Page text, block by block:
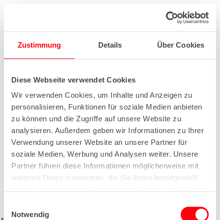
Zustimmung Details Über Cookies
Diese Webseite verwendet Cookies
Wir verwenden Cookies, um Inhalte und Anzeigen zu
personalisieren, Funktionen für soziale Medien anbieten
zu können und die Zugriffe auf unsere Website zu
analysieren. Außerdem geben wir Informationen zu Ihrer
Verwendung unserer Website an unsere Partner für
soziale Medien, Werbung und Analysen weiter. Unsere
Partner führen diese Informationen möglicherweise mit
weiteren Daten zusammen, die Sie ihnen bereitgestellt
Notwendig